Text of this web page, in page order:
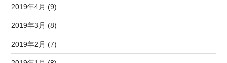
2019年4月 (9)
2019年3月 (8)
2019年2月 (7)